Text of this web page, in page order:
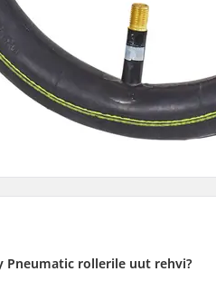
Pneumatic rollerile uut rehvi?